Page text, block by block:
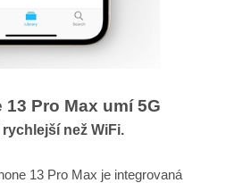
Pro Max umí 5G
než WiFi.
13 Pro Max je integrovaná